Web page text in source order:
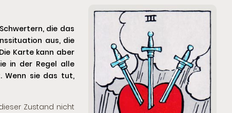
die das
aus, die
Karte kann aber
in der Regel alle
Wenn sie das tut,
Zustand nicht